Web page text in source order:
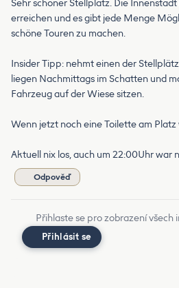
Sehr schöner Stellplatz. Die
erreichen und es gibt jede Menge
schöne Touren zu machen.
Insider Tipp: nehmt einen der
liegen Nachmittags im Schatten und
Fahrzeug auf der Wiese sitzen.
Wenn jetzt noch eine Toilette am Platz
Aktuell nix los, auch um 22:00Uhr war
Odpověď
Přihlaste se pro zobrazení všech
Přihlásit se